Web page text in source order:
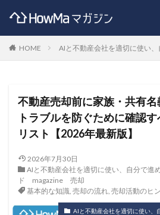
HOME AIと不動産会社を適切に使い
不動産売却前に家族・共有
トラブルを防ぐために確認
リスト【2026年最新版】
2026年7月30日
AIと不動産会社を適切に使い、自分で進
ド
magazine
売却
基本的な知識, 売却の流れ, 売却活動のヒ
AIと不動産会社を適切に使い、